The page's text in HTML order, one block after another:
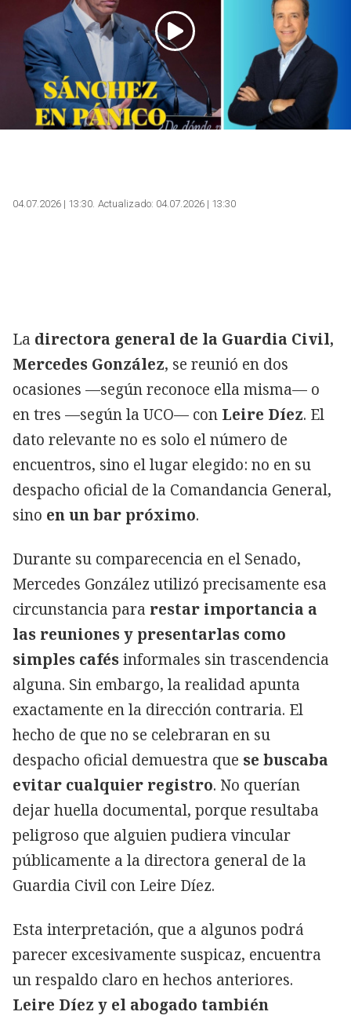
04.07.2026 | 13:30 Actualizado: 04.07.2026 | 13:30
La directora general de la Guardia Civil,
Mercedes González, se reunió en dos
ocasiones —según reconoce ella misma— o
en tres —según la UCO— con Leire Díez. El
dato relevante no es solo el número de
encuentros, sino el lugar elegido: no en su
despacho oficial de la Comandancia General,
sino en un bar próximo.
Durante su comparecencia en el Senado,
Mercedes González utilizó precisamente esa
circunstancia para restar importancia a
las reuniones y presentarlas como
simples cafésinformales sin trascendencia
alguna. Sin embargo, la realidad apunta
exactamente en la dirección contraria. El
hecho de que no se celebraran en su
despacho oficial demuestra que se buscaba
evitar cualquier registro. No querían
dejar huella documental, porque resultaba
peligroso que alguien pudiera vincular
públicamente a la directora general de la
Guardia Civil con Leire Díez.
Esta interpretación, que a algunos podrá
parecer excesivamente suspicaz, encuentra
un respaldo claro en hechos anteriores.
Leire Díez y el abogado también